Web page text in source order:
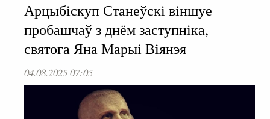
Арцыбіскуп Станеўскі віншуе
пробашчаў з днём заступніка,
святога Яна Марыі Віянэя
04.08.2025 07:05